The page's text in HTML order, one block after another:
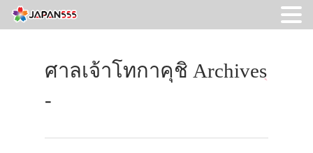
ศาลเจ้าโทกาคุชิ Archives
-